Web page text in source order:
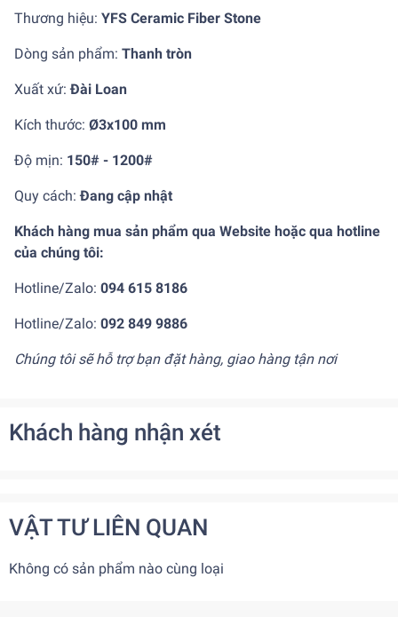
Thương hiệu: YFS Ceramic Fiber Stone
Dòng sản phẩm: Thanh tròn
Xuất xứ:Đài Loan
Kích thước: Ø3x100 mm
Độ mịn: 150# - 1200#
Quy cách:Đang cập nhật
Khách hàng mua sản phẩm qua Website hoặc qua hotline
của chúng tôi:
Hotline/Zalo: 094 615 8186
Hotline/Zalo: 092 849 9886
Chúng tôi sẽ hỗ trợ bạn đặt hàng, giao hàng tận nơi
Khách hàng nhận xét
VẬT TƯ LIÊN QUAN
Không có sản phẩm nào cùng loại